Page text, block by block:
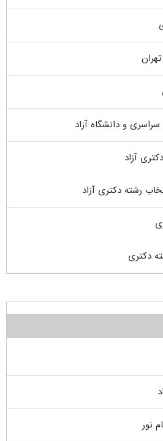
و دانشگاه آزاد
آزاد
رشته دکتری آزاد
دکتری
نور